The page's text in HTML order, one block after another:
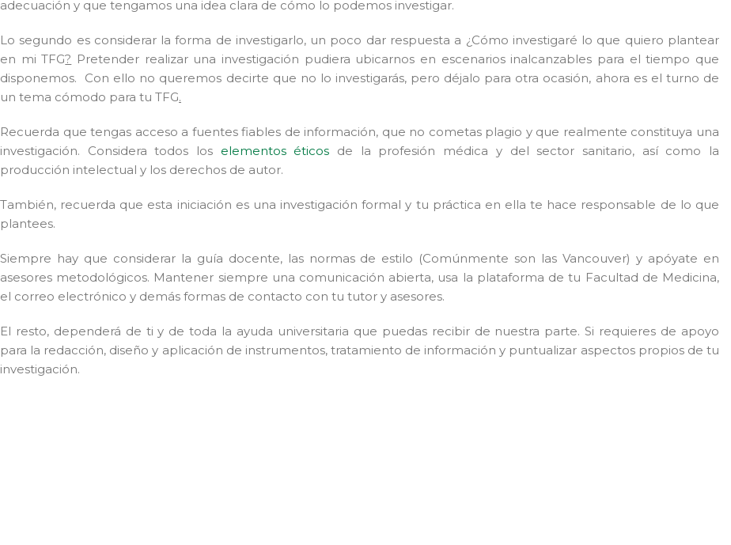
adecuación y que tengamos una idea clara de cómo lo podemos investigar.
Lo segundo es considerar la forma de investigarlo, un poco dar respuesta a ¿Cómo investigaré lo que quiero plantear
en mi TFG? Pretender realizar una investigación pudiera ubicarnos en escenarios inalcanzables para el tiempo que
disponemos. Con ello no queremos decirte que no lo investigarás, pero déjalo para otra ocasión, ahora es el turno de
un tema cómodo para tu TFG.
Recuerda que tengas acceso a fuentes fiables de información, que no cometas plagio y que realmente constituya una
investigación. Considera todos los elementos éticos de la profesión médica y del sector sanitario, así como la
producción intelectual y los derechos de autor.
También, recuerda que esta iniciación es una investigación formal y tu práctica en ella te hace responsable de lo que
plantees.
Siempre hay que considerar la guía docente, las normas de estilo (Comúnmente son las Vancouver) y apóyate en
asesores metodológicos. Mantener siempre una comunicación abierta, usa la plataforma de tu Facultad de Medicina,
el correo electrónico y demás formas de contacto con tu tutor y asesores.
El resto, dependerá de ti y de toda la ayuda universitaria que puedas recibir de nuestra parte. Si requieres de apoyo
para la redacción, diseño y aplicación de instrumentos, tratamiento de información y puntualizar aspectos propios de tu
investigación.